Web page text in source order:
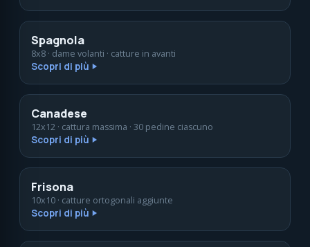
Spagnola
8x8 · dame volanti · catture in avanti
Scopri di più
Canadese
12x12 · cattura massima · 30 pedine ciascuno
Scopri di più
Frisona
10x10 · catture ortogonali aggiunte
Scopri di più